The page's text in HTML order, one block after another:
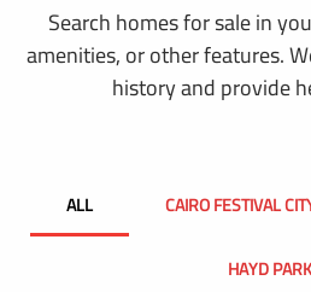
Search homes for sale in
amenities, or other features.
history and provide
ALL CAIRO FESTIVAL
HAYD PARK